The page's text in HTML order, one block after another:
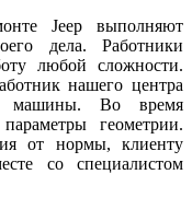
Jeep выполняют
дела. Работники
любой сложности.
нашего центра
машины. Во время
геометрии.
от нормы, клиенту
со специалистом